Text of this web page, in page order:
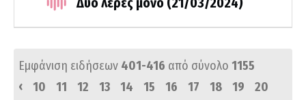
Εμφάνιση ειδήσεων 401-416 από σύνολο 1155
‹
10 11 12 13 14 15 16 17 18 19
20